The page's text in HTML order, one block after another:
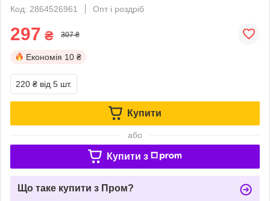
Код: 2864526961
Опт і роздріб
297 ₴ 307 ₴
Економія 10 ₴
220 ₴ від 5 шт.
Купити
або
Купити з
Що таке купити з Пром?